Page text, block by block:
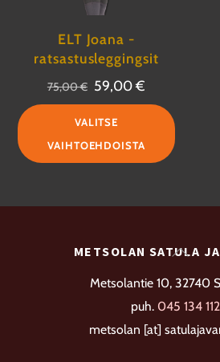
ELT Joana -
ratsastusleggingsit
75,00€ Alkuperäinen
hinta
oli:
75,00 €.
59,00€
hinta
59,00 €.
VALITSE
VAIHTOEHDOISTA
tehdä
valinnat
sivulla.
Back
METSOLAN SATULA
Metsolantie 10, 32740
puh. 045 134
metsolan [at]